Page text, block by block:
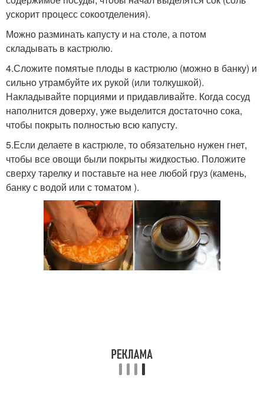
ускорит процесс сокоотделения).
Можно разминать капусту и на столе, а потом
складывать в кастрюлю.
4.Сложите помятые плоды в кастрюлю (можно в банку) и
сильно утрамбуйте их рукой (или толкушкой).
Накладывайте порциями и придавливайте. Когда сосуд
наполнится доверху, уже выделится достаточно сока,
чтобы покрыть полностью всю капусту.
5.Если делаете в кастрюле, то обязательно нужен гнет,
чтобы все овощи были покрыты жидкостью. Положите
сверху тарелку и поставьте на нее любой груз (камень,
банку с водой или с томатом ).